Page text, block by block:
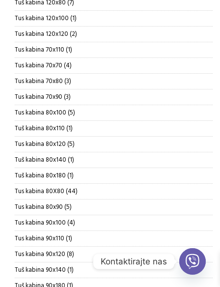
Tuš kabina 120x80 77
proizvoda
Tus kabina 120x100 11
proizvod
Tus kabina 120x120 22
proizvoda
Tus kabina 70x110 11
proizvod
Tus kabina 70x70 44
proizvoda
Tus kabina 70x80 33
proizvoda
Tus kabina 70x90 33
proizvoda
Tus kabina 80x100 55
proizvoda
Tuš kabina 80x110 11
proizvod
Tus kabina 80x120 55
proizvoda
Tuš kabina 80x140 11
proizvod
Tuš kabina 80x180 11
proizvod
Tus kabina 80X80 4444
proizvoda
Tus kabina 80x90 55
proizvoda
Tus kabina 90x100 44
proizvoda
Tus kabina 90x110 11
proizvod
Tus kabina 90x120 88
proizvoda
Tuš kabina 90x140 11
proizvod
Kontaktirajte nas